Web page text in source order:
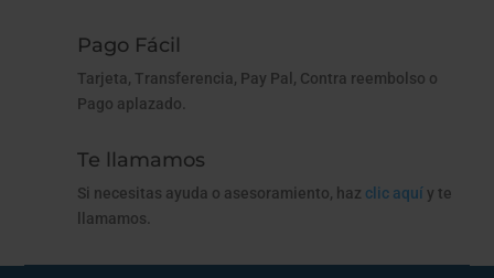
Pago Fácil
Tarjeta, Transferencia, Pay Pal, Contra reembolso o
Pago aplazado.
Te llamamos
Si necesitas ayuda o asesoramiento, haz clic aquíy te
llamamos.